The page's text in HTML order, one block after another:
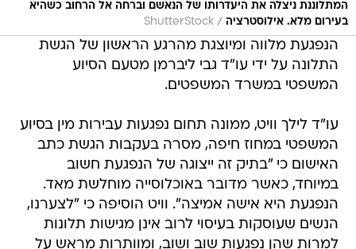
המתלוננת ניצלה את היעדרותו של הנאשם וברחה אל הרחוב כשהיא
בעירום מלא. אילוסטרציה /
ShutterStock
הנפגעת מלווה ומיוצגת מהרגע הראשון של הגשת
התלונה על ידי עו"ד גבי ליברמן מטעם הסיוע
המשפטי במשרד המשפטים.
עו"ד לילך וויט, ממונה תחום נפגעות עבירות מין בסיוע
המשפטי במחוז חיפה, מסרה בעקבות הגשת כתב
האישום כי "בתיק זה ייצוגה של הנפגעת חשוב
במיוחד, כאשר מדובר באוכלוסייה מוחלשת מאד.
הנפגעת היא אישה אמיצה". וויט הוסיפה כי "לצערנו,
הנשים שעוסקות בעיסוי לרוב אינן מגישות תלונות
למרות שהן נפגעות שוב ושוב, ומוותרות מראש על